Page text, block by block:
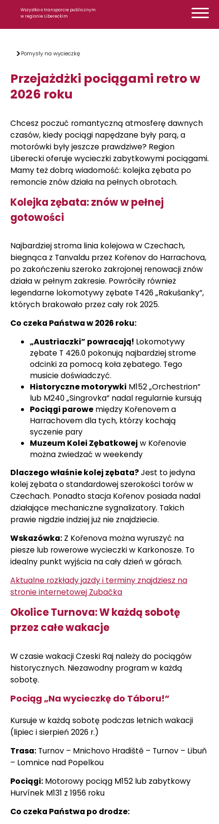
Wszystko o transporcie publicznym
w regionie Libereckim
Pomysły na wycieczkę
Przejażdżki pociągami retro w
2026 roku
Chcesz poczuć romantyczną atmosferę dawnych
czasów, kiedy pociągi napędzane były parą, a
motorówki były jeszcze prawdziwe? Region
Liberecki oferuje wycieczki zabytkowymi pociągami.
Mamy też dobrą wiadomość: kolejka zębata po
remoncie znów działa na pełnych obrotach.
Kolejka zębata: znów w pełnej
gotowości
Najbardziej stroma linia kolejowa w Czechach,
biegnąca z Tanvaldu przez Kořenov do Harrachova,
po zakończeniu szeroko zakrojonej renowacji znów
działa w pełnym zakresie. Powróciły również
legendarne lokomotywy zębate T426 „Rakušanky”,
których brakowało przez cały rok 2025.
Co czeka Państwa w 2026 roku:
„Austriaczki” powracają! Lokomotywy
zębate T 426.0 pokonują najbardziej strome
odcinki za pomocą koła zębatego. Tego
musicie doświadczyć.
Historyczne motorywki M152 „Orchestrion”
lub M240 „Singrovka” nadal regularnie kursują
Pociągi parowe między Kořenovem a
Harrachovem dla tych, którzy kochają
syczenie pary
Muzeum Kolei Zębatkowej w Kořenovie
można zwiedzać w weekendy
Dlaczego właśnie kolej zębata?Jest to jedyna
kolej zębata o standardowej szerokości torów w
Czechach. Ponadto stacja Kořenov posiada nadal
działające mechaniczne sygnalizatory. Takich
prawie nigdzie indziej już nie znajdziecie.
Wskazówka: Z Kořenova można wyruszyć na
piesze lub rowerowe wycieczki w Karkonosze. To
idealny punkt wyjścia na cały dzień w górach.
Aktualne rozkłady jazdy i terminy znajdziesz na
stronie internetowej Zubačka
Okolice Turnova: W każdą sobotę
przez całe wakacje
W czasie wakacji Czeski Raj należy do pociągów
historycznych. Niezawodny program w każdą
sobotę.
Pociąg „Na wycieczkę do Táboru!”
Kursuje w każdą sobotę podczas letnich wakacji
(lipiec i sierpień 2026 r.)
Trasa: Turnov – Mnichovo Hradiště – Turnov – Libuň
– Lomnice nad Popelkou
Pociągi: Motorowy pociąg M152 lub zabytkowy
Hurvínek M131 z 1956 roku
Co czeka Państwa po drodze: